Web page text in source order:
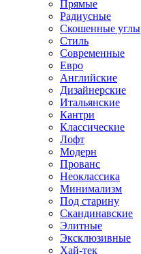
Прямые
Радиусные
Скошенные углы
Стиль
Современные
Евро
Английские
Дизайнерские
Итальянские
Кантри
Классические
Лофт
Модерн
Прованс
Неоклассика
Минимализм
Под старину
Скандинавские
Элитные
Эксклюзивные
Хай-тек